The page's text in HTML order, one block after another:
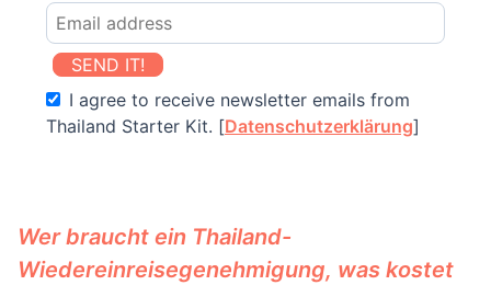
SEND IT!
I agree to receive newsletter emails from
Thailand Starter Kit. [Datenschutzerklärung]
Wer braucht ein Thailand-
Wiedereinreisegenehmigung, was kostet